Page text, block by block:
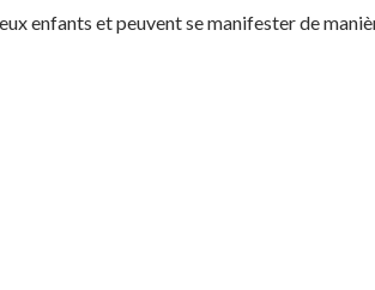
enfants et peuvent se manifester de